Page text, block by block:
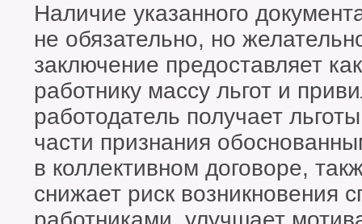
Наличие указанного
не обязательно, но
заключение предоставляет
работнику массу льгот и
работодатель получает
части признания
в коллективном договоре,
снижает риск возникновения